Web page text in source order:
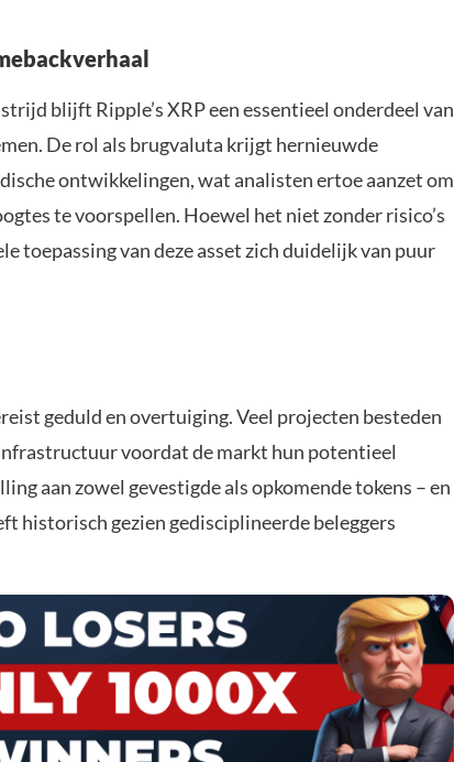
blijft Ripple’s XRP een essentieel onderdeel van
De rol als brugvaluta krijgt hernieuwde
ontwikkelingen, wat analisten ertoe aanzet om
te voorspellen. Hoewel het niet zonder risico’s
toepassing van deze asset zich duidelijk van puur
geduld en overtuiging. Veel projecten besteden
voordat de markt hun potentieel
aan zowel gevestigde als opkomende tokens – en
historisch gezien gedisciplineerde beleggers